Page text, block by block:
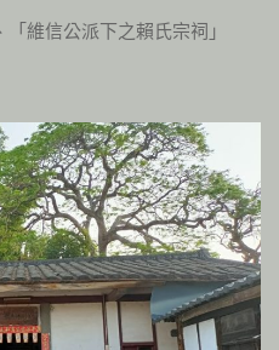
維信公派下之賴氏宗祠」